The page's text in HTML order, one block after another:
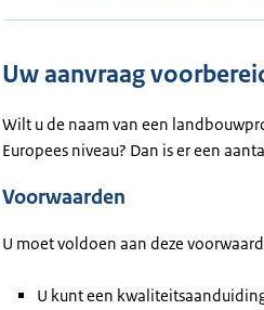
Uw aanvraag
Wilt u de naam van een
Europees niveau? Dan is er een
Voorwaarden
U moet voldoen aan deze
U kunt een